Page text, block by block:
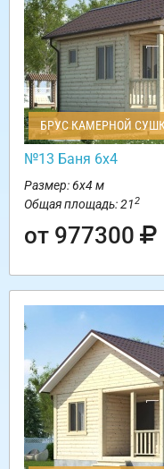
БРУС КАМЕРНОЙ
№13 Баня 6х4
Размер: 6х4 м
Общая площадь: 212
от 977300